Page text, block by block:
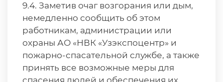
9.4. Заметив очаг возгорания или дым,
немедленно сообщить об этом
работникам, администрации или
охраны АО «НВК «Узэкспоцентр» и
пожарно-спасательной службе, а также
принять все возможные меры для
спасения людей и обеспечения их